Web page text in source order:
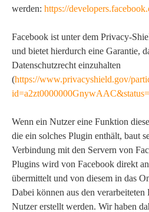
werden: https://
Facebook ist unter dem Privacy-
und bietet hierdurch eine Garantie,
Datenschutzrecht einzuhalten
(https://www.privacyshield.gov/
Wenn ein Nutzer eine Funktion
die ein solches Plugin enthält, baut
Verbindung mit den Servern von
Plugins wird von Facebook direkt
übermittelt und von diesem in das
Dabei können aus den
Nutzer erstellt werden. Wir haben